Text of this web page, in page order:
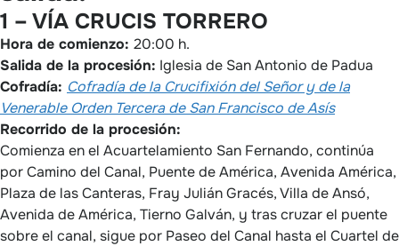
1 – VÍA CRUCIS TORRERO
Hora de comienzo: 20:00 h.
Salida de la procesión: Iglesia de San Antonio de Padua
Cofradía: Cofradía de la Crucifixión del Señor y de la
Venerable Orden Tercera de San Francisco de Asís
Recorrido de la procesión:
Comienza en el Acuartelamiento San Fernando, continúa
por Camino del Canal, Puente de América, Avenida América,
Plaza de las Canteras, Fray Julián Gracés, Villa de Ansó,
Avenida de América, Tierno Galván, y tras cruzar el puente
sobre el canal, sigue por Paseo del Canal hasta el Cuartel de